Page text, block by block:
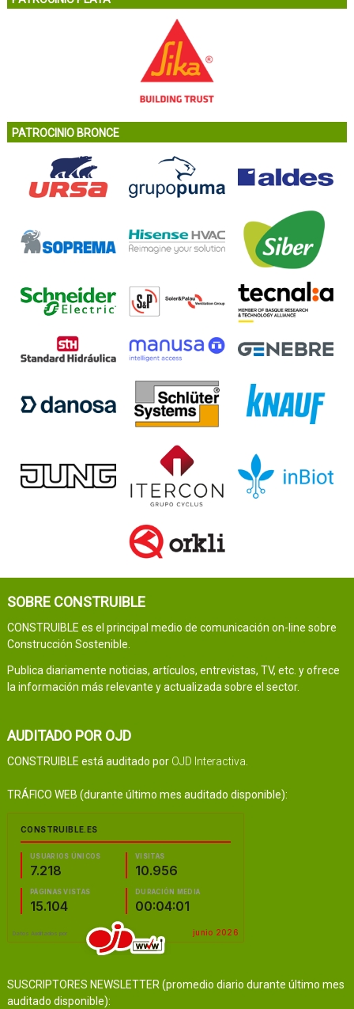
PATROCINIO BRONCE
SOBRE CONSTRUIBLE
CONSTRUIBLE es el principal medio de comunicación on-line sobre
Construcción Sostenible.
Publica diariamente noticias, artículos, entrevistas, TV, etc. y ofrece
la información más relevante y actualizada sobre el sector.
AUDITADO POR OJD
CONSTRUIBLE está auditado por OJD Interactiva
TRÁFICO WEB (durante último mes auditado disponible):
SUSCRIPTORES NEWSLETTER (promedio diario durante último mes
auditado disponible):